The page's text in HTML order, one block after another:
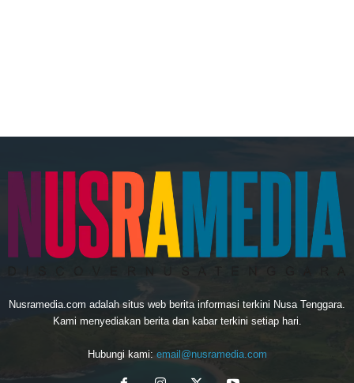
Nusramedia.com adalah situs web berita informasi terkini Nusa Tenggara.
Kami menyediakan berita dan kabar terkini setiap hari.
Hubungi kami: email@nusramedia.com